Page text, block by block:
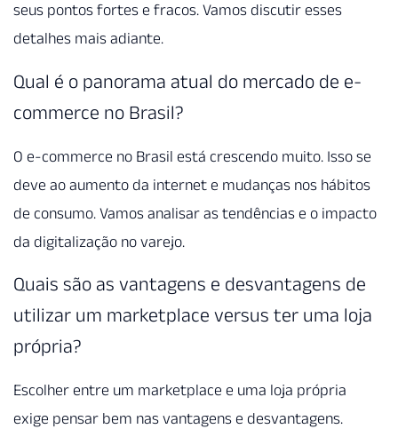
seus pontos fortes e fracos. Vamos discutir esses
detalhes mais adiante.
Qual é o panorama atual do mercado de e-
commerce no Brasil?
O e-commerce no Brasil está crescendo muito. Isso se
deve ao aumento da internet e mudanças nos hábitos
de consumo. Vamos analisar as tendências e o impacto
da digitalização no varejo.
Quais são as vantagens e desvantagens de
utilizar um marketplace versus ter uma loja
própria?
Escolher entre um marketplace e uma loja própria
exige pensar bem nas vantagens e desvantagens.